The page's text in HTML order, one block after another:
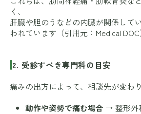
く、
肝臓や胆のうなどの内臓が関係して
われています（引用元： Medical DOC
2. 受診すべき専門科の目安
痛みの出方によって、相談先が変わり
動作や姿勢で痛む場合 → 整形外